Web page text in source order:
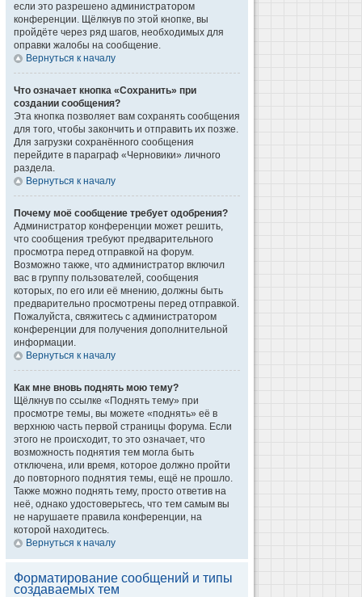
если это разрешено администратором
конференции. Щёлкнув по этой кнопке, вы
пройдёте через ряд шагов, необходимых для
оправки жалобы на сообщение.
Вернуться к началу
Что означает кнопка «Сохранить» при
создании сообщения?
Эта кнопка позволяет вам сохранять сообщения
для того, чтобы закончить и отправить их позже.
Для загрузки сохранённого сообщения
перейдите в параграф «Черновики» личного
раздела.
Вернуться к началу
Почему моё сообщение требует одобрения?
Администратор конференции может решить,
что сообщения требуют предварительного
просмотра перед отправкой на форум.
Возможно также, что администратор включил
вас в группу пользователей, сообщения
которых, по его или её мнению, должны быть
предварительно просмотрены перед отправкой.
Пожалуйста, свяжитесь с администратором
конференции для получения дополнительной
информации.
Вернуться к началу
Как мне вновь поднять мою тему?
Щёлкнув по ссылке «Поднять тему» при
просмотре темы, вы можете «поднять» её в
верхнюю часть первой страницы форума. Если
этого не происходит, то это означает, что
возможность поднятия тем могла быть
отключена, или время, которое должно пройти
до повторного поднятия темы, ещё не прошло.
Также можно поднять тему, просто ответив на
неё, однако удостоверьтесь, что тем самым вы
не нарушаете правила конференции, на
которой находитесь.
Вернуться к началу
Форматирование сообщений и типы
создаваемых тем